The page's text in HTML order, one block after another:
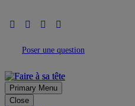
Poser une question
Primary Menu
Close